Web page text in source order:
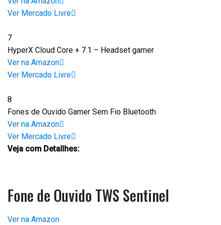
Ver Mercado Livre
7
HyperX Cloud Core + 7.1 – Headset gamer
Ver na Amazon
Ver Mercado Livre
8
Fones de Ouvido Gamer Sem Fio Bluetooth
Ver na Amazon
Ver Mercado Livre
Veja com Detallhes:
Fone de Ouvido TWS Sentinel
Ver na Amazon